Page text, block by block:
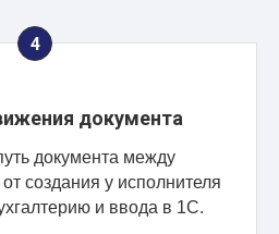
документа
документа между
создания у исполнителя
и ввода в 1С.